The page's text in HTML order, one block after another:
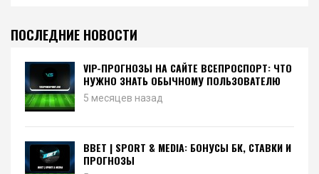
ПОСЛЕДНИЕ НОВОСТИ
VIP-ПРОГНОЗЫ НА САЙТЕ ВСЕПРОСПОРТ: ЧТО
НУЖНО ЗНАТЬ ОБЫЧНОМУ ПОЛЬЗОВАТЕЛЮ
5 месяцев назад
BBET | SPORT & MEDIA: БОНУСЫ БК, СТАВКИ И
ПРОГНОЗЫ